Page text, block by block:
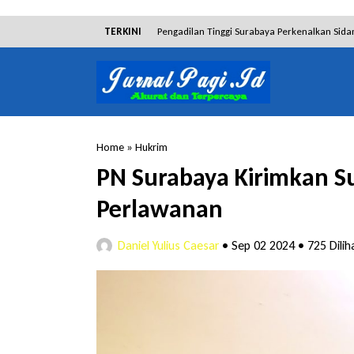
TERKINI Pengadilan Tinggi Surabaya Perkenalkan
Dibantah Terdakwa Ranto Hensa, Salim
Tim Tabur Kejari Surabaya Ringkus Mulia
Hakim Sebut Saksi Beruntung Tak Terseret
Home » Hukrim
PN Surabaya Kirimkan
Perlawanan
Daniel Yulius Caesar • Sep 02 2024• 725